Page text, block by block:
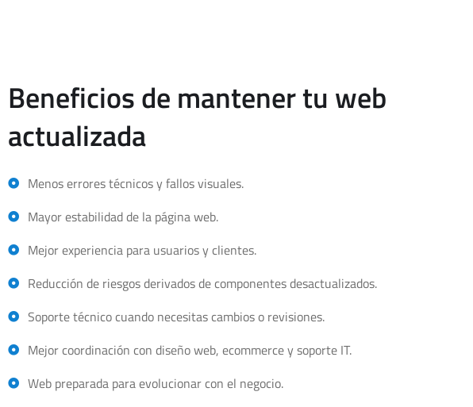
Beneficios de mantener tu web
actualizada
Menos errores técnicos y fallos visuales.
Mayor estabilidad de la página web.
Mejor experiencia para usuarios y clientes.
Reducción de riesgos derivados de componentes desactualizados.
Soporte técnico cuando necesitas cambios o revisiones.
Mejor coordinación con diseño web, ecommerce y soporte IT.
Web preparada para evolucionar con el negocio.